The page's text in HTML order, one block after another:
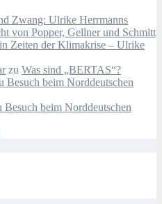
Zwang: Ulrike Herrmanns
von Popper, Gellner und Schmitt
Zeiten der Klimakrise – Ulrike
zu Was sind „BERTAS“?
Besuch beim Norddeutschen
beim Norddeutschen